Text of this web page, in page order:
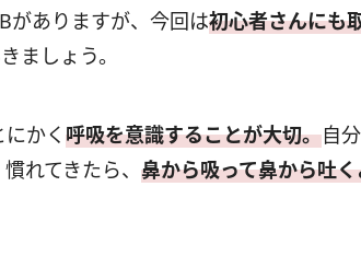
がありますが、今回は初心者さんにも
ましょう。
かく 呼吸を意識することが大切。自
れてきたら、 鼻から吸って鼻から吐